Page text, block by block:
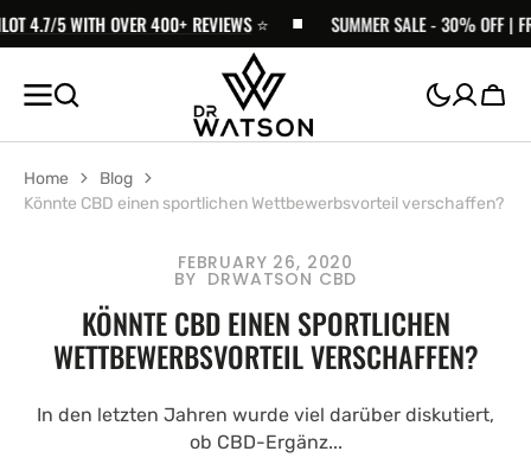
ZUM
INHALT
SPRINGEN
OVER 400+ REVIEWS⭐️ SUMMER SALE - 30% OFF | FREE
Home
Blog
Könnte CBD einen sportlichen Wettbewerbsvorteil verschaffen?
FEBRUARY 26, 2020
BY DRWATSON CBD
KÖNNTE CBD EINEN SPORTLICHEN
WETTBEWERBSVORTEIL VERSCHAFFEN?
In den letzten Jahren wurde viel darüber diskutiert,
ob CBD-Ergänz...